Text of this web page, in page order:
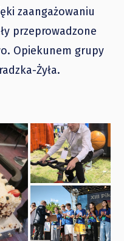
zaangażowaniu
przeprowadzone
Opiekunem grupy
Żyła.